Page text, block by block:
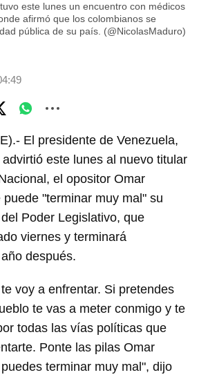
este lunes un encuentro con médicos
afirmó que los colombianos se
pública de su país. (@NicolasMaduro)
El presidente de Venezuela,
este lunes al nuevo titular
el opositor Omar
"terminar muy mal" su
Poder Legislativo, que
viernes y terminará
después.
voy a enfrentar. Si pretendes
te vas a meter conmigo y te
todas las vías políticas que
Ponte las pilas Omar
terminar muy mal", dijo